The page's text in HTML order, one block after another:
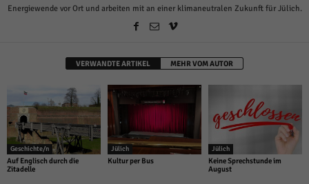
Energiewende vor Ort und arbeiten mit an einer klimaneutralen Zukunft für Jülich.
VERWANDTE ARTIKEL MEHR VOM AUTOR
Geschichte/n
Auf Englisch durch die
Zitadelle
Jülich
Kultur per Bus
Jülich
Keine Sprechstunde im
August